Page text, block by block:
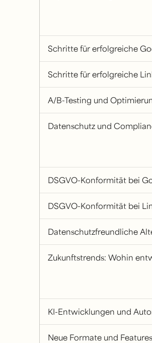
Schritte für erfolgreiche
Schritte für erfolgreiche
A/B-Testing und
Datenschutz und
DSGVO-Konformität bei
DSGVO-Konformität bei
Datenschutzfreundliche
Zukunftstrends: Wohin
KI-Entwicklungen und
Neue Formate und